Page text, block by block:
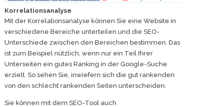
Korrelationsanalyse
Mit der Korrelationsanalyse können Sie eine Website in
verschiedene Bereiche unterteilen und die SEO-
Unterschiede zwischen den Bereichen bestimmen. Das
ist zum Beispiel nützlich, wenn nur ein Teil Ihrer
Unterseiten ein gutes Ranking in der Google-Suche
erzielt. So sehen Sie, inwiefern sich die gut rankenden
von den schlecht rankenden Seiten unterscheiden.
Sie können mit dem SEO-Tool auch